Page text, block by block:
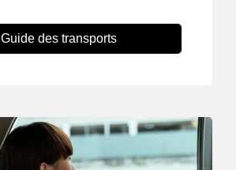
Guide des transports